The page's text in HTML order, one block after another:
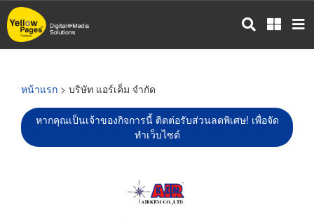
ข้าม
ไป
หน้าแรก > บริษัท แอร์เค็ม จำกัด
หากคุณเป็นเจ้าของกิจการนี้ ติดต่อรับส่วนลดพิเศษ! เพื่อจัด
ทำเว็บไซต์